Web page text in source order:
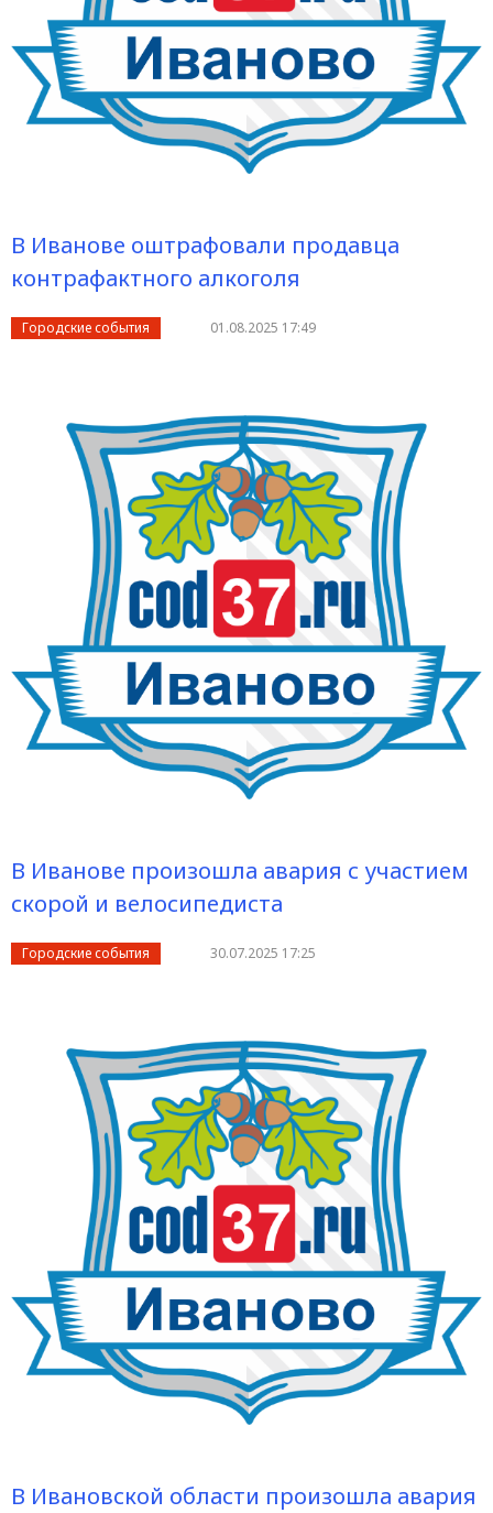
В Иванове оштрафовали продавца
контрафактного алкоголя
Городские события 01.08.2025 17:49
В Иванове произошла авария с участием
скорой и велосипедиста
Городские события 30.07.2025 17:25
В Ивановской области произошла авария